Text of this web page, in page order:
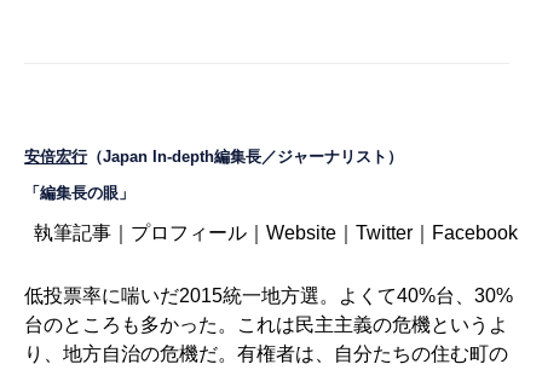
安倍宏行 （Japan In-depth編集長／ジャーナリスト）
「編集長の眼」
執筆記事｜ プロフィール｜ Website｜ Twitter｜ Facebook
低投票率に喘いだ2015統一地方選。よくて40%台、30%
台のところも多かった。これは民主主義の危機というよ
り、地方自治の危機だ。有権者は、自分たちの住む町の